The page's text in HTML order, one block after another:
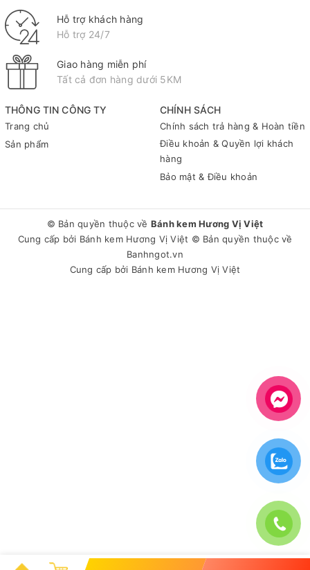
THÔNG TIN CÔNG TY
Trang chủ
Sản phẩm
CHÍNH SÁCH
Chính sách trả hàng & Hoàn tiền
Điều khoản & Quyền lợi khách
hàng
Bảo mật & Điều khoản
Hỗ trợ khách hàng
Hỗ trợ 24/7
Giao hàng miễn phí
Tất cả đơn hàng dưới 5KM
© Bản quyền thuộc về Bánh kem Hương Vị Việt
Cung cấp bởi Bánh kem Hương Vị Việt © Bản quyền thuộc về
Banhngot.vn
Cung cấp bởi Bánh kem Hương Vị Việt